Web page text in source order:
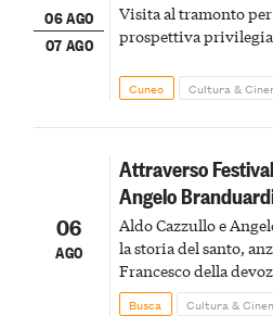
06 AGO
07 AGO
Visita al tramonto
prospettiva
Cuneo Cultura &
06
AGO
Attraverso
Angelo
Aldo Cazzullo e
la storia del santo,
Francesco della
agli uccelli, le
Busca Cultura &